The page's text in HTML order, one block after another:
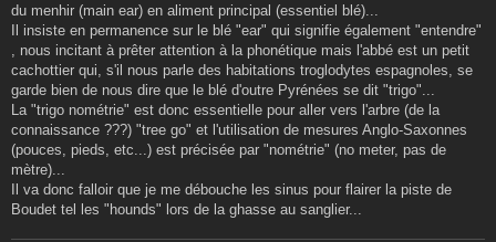
du menhir (main ear) en aliment principal (essentiel blé)...
Il insiste en permanence sur le blé "ear" qui signifie également "entendre"
, nous incitant à prêter attention à la phonétique mais l'abbé est un petit
cachottier qui, s'il nous parle des habitations troglodytes espagnoles, se
garde bien de nous dire que le blé d'outre Pyrénées se dit "trigo"...
La "trigo nométrie" est donc essentielle pour aller vers l'arbre (de la
connaissance ???) "tree go" et l'utilisation de mesures Anglo-Saxonnes
(pouces, pieds, etc...) est précisée par "nométrie" (no meter, pas de
mètre)...
Il va donc falloir que je me débouche les sinus pour flairer la piste de
Boudet tel les "hounds" lors de la ghasse au sanglier...